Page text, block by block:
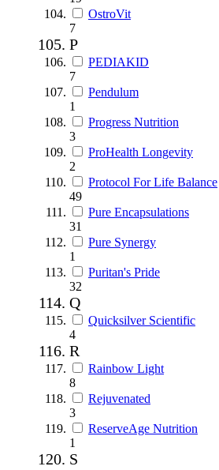
OstroVit
7
P
PEDIAKID
7
Pendulum
1
Progress Nutrition
3
ProHealth Longevity
2
Protocol For Life Balance
49
Pure Encapsulations
31
Pure Synergy
1
Puritan's Pride
32
Q
Quicksilver Scientific
4
R
Rainbow Light
8
Rejuvenated
3
ReserveAge Nutrition
1
S